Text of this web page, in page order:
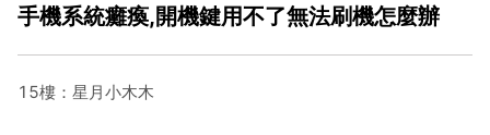
手機系統癱瘓,開機鍵用不了無法刷機怎麼辦
15樓：星月小木木